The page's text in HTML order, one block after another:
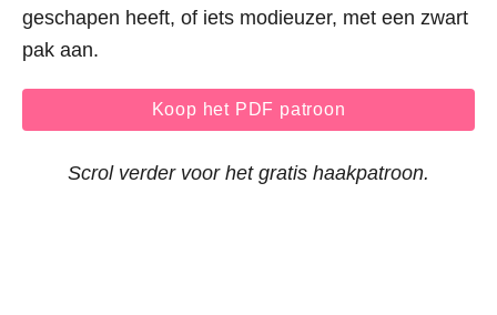
geschapen heeft, of iets modieuzer, met een zwart
pak aan.
Koop het PDF patroon
Scrol verder voor het gratis haakpatroon.